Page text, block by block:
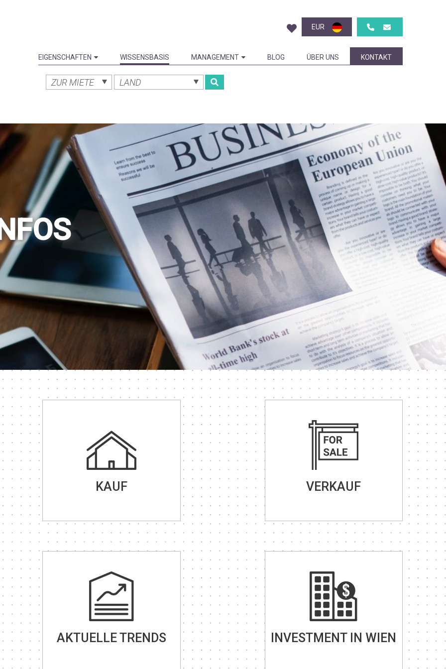
EUR
EIGENSCHAFTEN WISSENSBASIS MANAGEMENT BLOG ÜBER UNS KONTAKT
ZUR MIETE LAND
KAUF VERKAUF
AKTUELLE TRENDS INVESTMENT IN WIEN